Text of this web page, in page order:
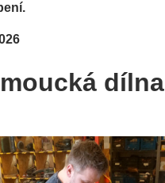
dílna